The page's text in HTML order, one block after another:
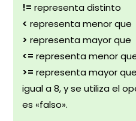
!= representa distinto
< representa menor que
> representa mayor que
<= representa menor
>= representa mayor
igual a 8, y se utiliza el
es «falso».